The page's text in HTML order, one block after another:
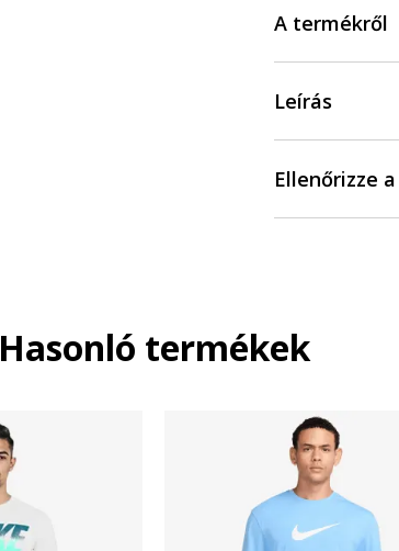
A termékről
Leírás
Ellenőrizze
Hasonló termékek